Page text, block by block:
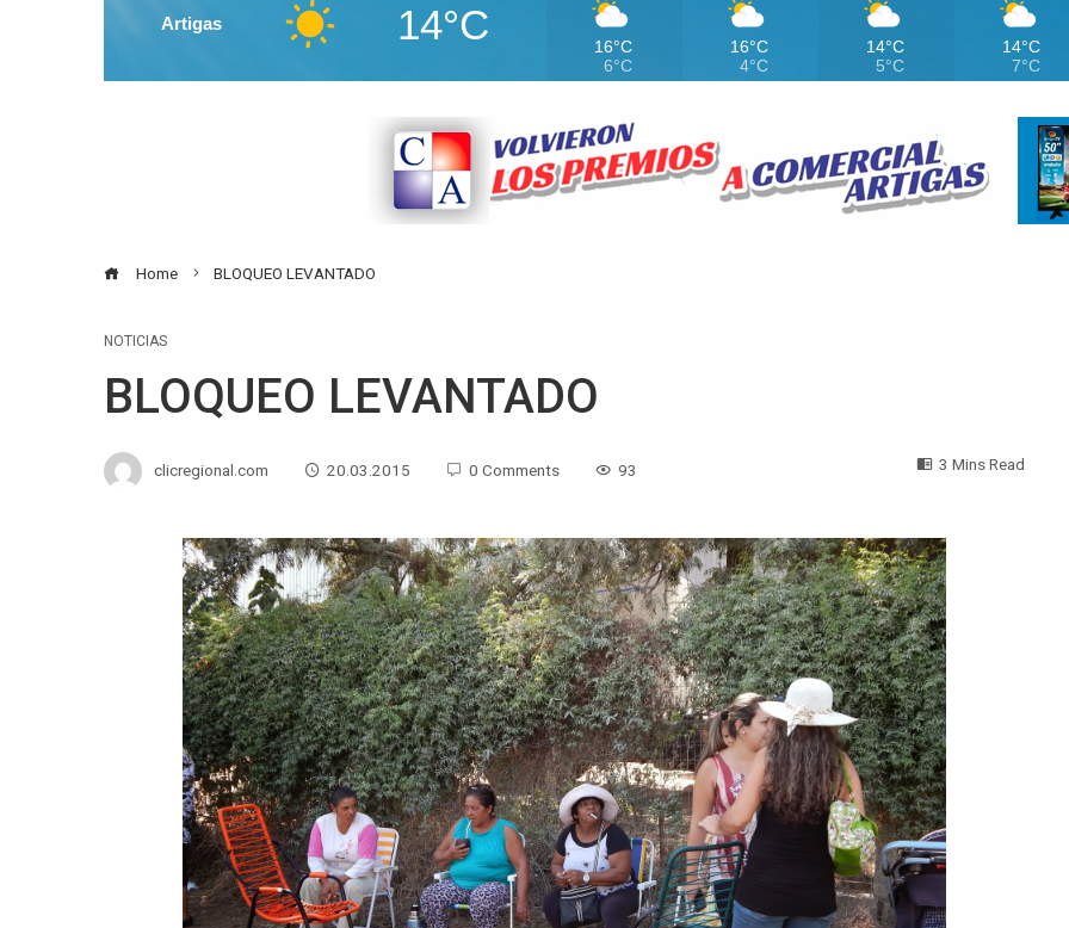
Artigas 14°C
16°C
6°C
16°C
4°C
14°C
5°C
14°C
7°C
Home BLOQUEO LEVANTADO
NOTICIAS
BLOQUEO LEVANTADO
clicregional.com 20.03.2015 0 Comments 93 3 Mins Read